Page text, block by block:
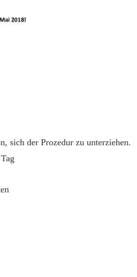
sich der Prozedur zu unterziehen.